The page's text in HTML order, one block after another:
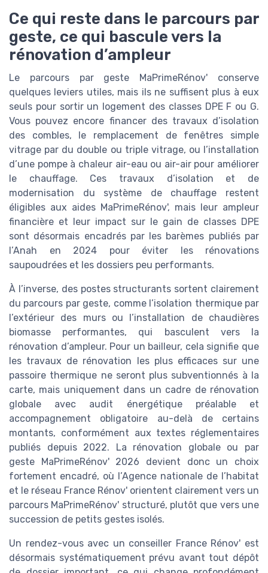
Ce qui reste dans le parcours par
geste, ce qui bascule vers la
rénovation d’ampleur
Le parcours par geste MaPrimeRénov' conserve
quelques leviers utiles, mais ils ne suffisent plus à eux
seuls pour sortir un logement des classes DPE F ou G.
Vous pouvez encore financer des travaux d’isolation
des combles, le remplacement de fenêtres simple
vitrage par du double ou triple vitrage, ou l’installation
d’une pompe à chaleur air-eau ou air-air pour améliorer
le chauffage. Ces travaux d’isolation et de
modernisation du système de chauffage restent
éligibles aux aides MaPrimeRénov', mais leur ampleur
financière et leur impact sur le gain de classes DPE
sont désormais encadrés par les barèmes publiés par
l’Anah en 2024 pour éviter les rénovations
saupoudrées et les dossiers peu performants.
À l’inverse, des postes structurants sortent clairement
du parcours par geste, comme l’isolation thermique par
l’extérieur des murs ou l’installation de chaudières
biomasse performantes, qui basculent vers la
rénovation d’ampleur. Pour un bailleur, cela signifie que
les travaux de rénovation les plus efficaces sur une
passoire thermique ne seront plus subventionnés à la
carte, mais uniquement dans un cadre de rénovation
globale avec audit énergétique préalable et
accompagnement obligatoire au-delà de certains
montants, conformément aux textes réglementaires
publiés depuis 2022. La rénovation globale ou par
geste MaPrimeRénov' 2026 devient donc un choix
fortement encadré, où l’Agence nationale de l’habitat
et le réseau France Rénov' orientent clairement vers un
parcours MaPrimeRénov' structuré, plutôt que vers une
succession de petits gestes isolés.
Un rendez-vous avec un conseiller France Rénov' est
désormais systématiquement prévu avant tout dépôt